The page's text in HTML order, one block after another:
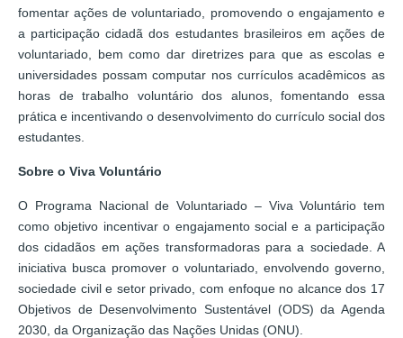
fomentar ações de voluntariado, promovendo o engajamento e
a participação cidadã dos estudantes brasileiros em ações de
voluntariado, bem como dar diretrizes para que as escolas e
universidades possam computar nos currículos acadêmicos as
horas de trabalho voluntário dos alunos, fomentando essa
prática e incentivando o desenvolvimento do currículo social dos
estudantes.
Sobre o Viva Voluntário
O Programa Nacional de Voluntariado – Viva Voluntário tem
como objetivo incentivar o engajamento social e a participação
dos cidadãos em ações transformadoras para a sociedade. A
iniciativa busca promover o voluntariado, envolvendo governo,
sociedade civil e setor privado, com enfoque no alcance dos 17
Objetivos de Desenvolvimento Sustentável (ODS) da Agenda
2030, da Organização das Nações Unidas (ONU).